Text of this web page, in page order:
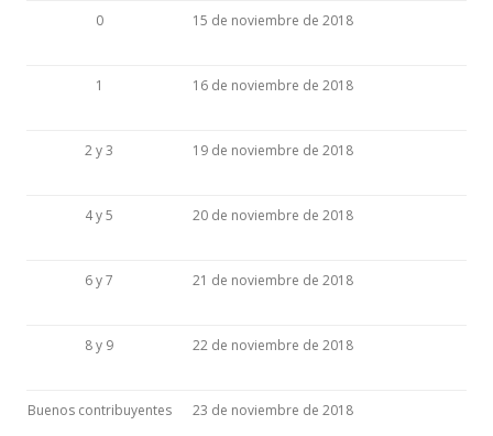
0 15 de noviembre de 2018
1 16 de noviembre de 2018
2 y 3 19 de noviembre de 2018
4 y 5 20 de noviembre de 2018
6 y 7 21 de noviembre de 2018
8 y 9 22 de noviembre de 2018
Buenos contribuyentes 23 de noviembre de 2018